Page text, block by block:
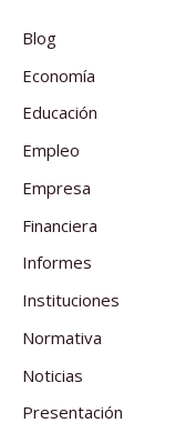
Blog
Economía
Educación
Empleo
Empresa
Financiera
Informes
Instituciones
Normativa
Noticias
Presentación